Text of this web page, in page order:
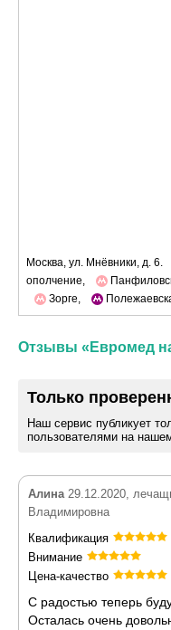
Москва, ул. Мнёвники, д. 6.
ополчение,
Зорге,
Отзывы «Евромед
Только
Наш сервис публикует
пользователями на
Алина29.12.2020,
Владимировна
Квалификация
Внимание
Цена-качество
С радостью теперь
Осталась очень